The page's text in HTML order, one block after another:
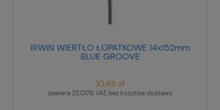
IRWIN WIERTŁO ŁOPATKOWE 14x152mm
BLUE GROOVE
10,49 zł
zawiera 23,00% VAT, bez kosztów dostawy